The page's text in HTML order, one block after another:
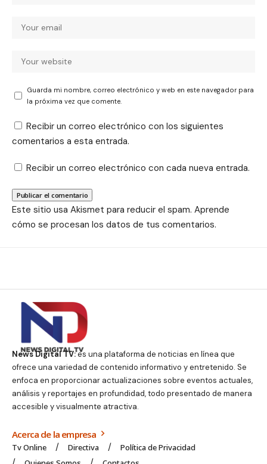
Guarda mi nombre, correo electrónico y web en este navegador para
la próxima vez que comente.
Recibir un correo electrónico con los siguientes
comentarios a esta entrada.
Recibir un correo electrónico con cada nueva entrada.
Este sitio usa Akismet para reducir el spam. Aprende
cómo se procesan los datos de tus comentarios.
News Digital TV:es una plataforma de noticias en línea que
ofrece una variedad de contenido informativo y entretenido. Se
enfoca en proporcionar actualizaciones sobre eventos actuales,
análisis y reportajes en profundidad, todo presentado de manera
accesible y visualmente atractiva.
Acerca de la empresa
Tv Online Directiva
Política de Privacidad